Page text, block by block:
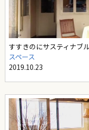
すすきのにサスティナブ
スペース
2019.10.23